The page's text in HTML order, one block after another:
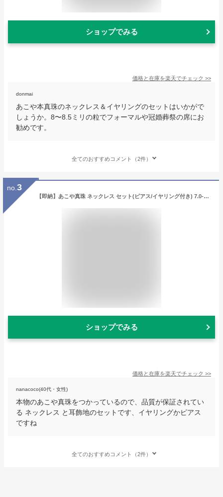
ショップでみる
価格と在庫を楽天でチェック >>
donmai
あこや本真珠のネックレス＆イヤリングのセットはいかがで
しょうか。8〜8.5ミリの粒でフォーマルや冠婚葬祭の席にお
勧めです。
全てのおすすめコメント（2件）
no. 3
【即納】あこや真珠 ネックレス セット(ピアス/イヤリング付き) 7.0-7.5mm《冠婚葬祭におすすめ》 本真珠 2点セット [n1]【WEB限定】[人気 ロングセラー]（パールネックレス 真珠ネックレス冠婚葬祭 フォーマル 入学式 卒業式 成人式）
ショップでみる
価格と在庫を楽天でチェック >>
nanacoco(40代・女性)
本物のあこや真珠をつかっているので、品質が保証されてい
る ネックレス と耳飾地のセットです、イヤリングかピアス
ですね
全てのおすすめコメント（2件）